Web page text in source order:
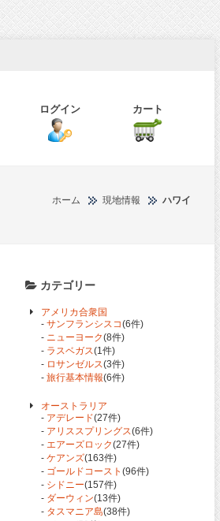
ログイン カート
ホーム 現地情報 ハワイ
カテゴリー
アメリカ合衆国
- サンフランシスコ(6件)
- ニューヨーク(8件)
- ラスベガス(1件)
- ロサンゼルス(3件)
- 旅行基本情報(6件)
オーストラリア
- アデレード(27件)
- アリススプリングス(6件)
- エアーズロック(27件)
- ケアンズ(163件)
- ゴールドコースト (96件)
- シドニー(157件)
- ダーウィン(13件)
- タスマニア島(38件)